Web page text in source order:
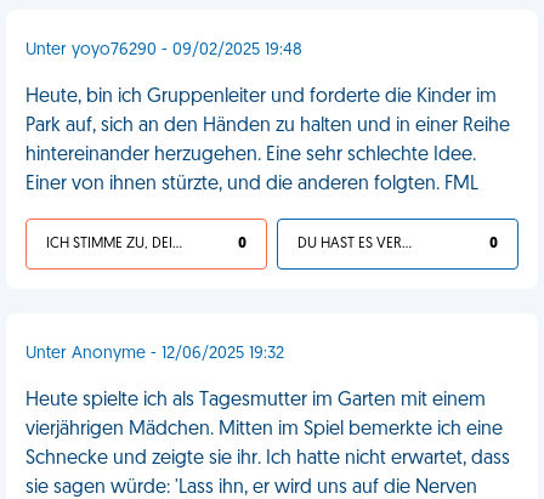
Unter yoyo76290 - 09/02/2025 19:48
Heute, bin ich Gruppenleiter und forderte die Kinder im
Park auf, sich an den Händen zu halten und in einer Reihe
hintereinander herzugehen. Eine sehr schlechte Idee.
Einer von ihnen stürzte, und die anderen folgten. FML
ICH STIMME ZU, DEIN LEBEN IST SCHEISSE 0 DU HAST ES VERDIENT 0
Unter Anonyme - 12/06/2025 19:32
Heute spielte ich als Tagesmutter im Garten mit einem
vierjährigen Mädchen. Mitten im Spiel bemerkte ich eine
Schnecke und zeigte sie ihr. Ich hatte nicht erwartet, dass
sie sagen würde: 'Lass ihn, er wird uns auf die Nerven